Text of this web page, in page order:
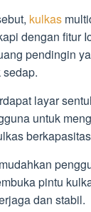
kulkas
dengan fitur
pendingin
layar
untuk
pintu
dan stabil.